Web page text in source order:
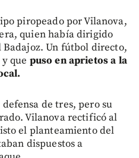
piropeado por Vilanova,
quien había dirigido
Un fútbol directo,
que puso en aprietos a la
de tres, pero su
Vilanova rectificó al
el planteamiento del
dispuestos a